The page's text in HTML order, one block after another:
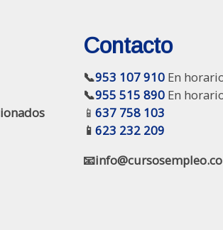
Contacto
📞953 107 910En
📞955 515 890En
📱 637 758 103
📱 623 232 209